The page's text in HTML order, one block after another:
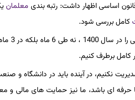
معلمان
کامل بررسی شود.
وی افزود:
کامل برطرف کنیم.
نکنیم، در آینده باید در دانشگاه و
ای باشد، ما نیز حمایت های مالی و